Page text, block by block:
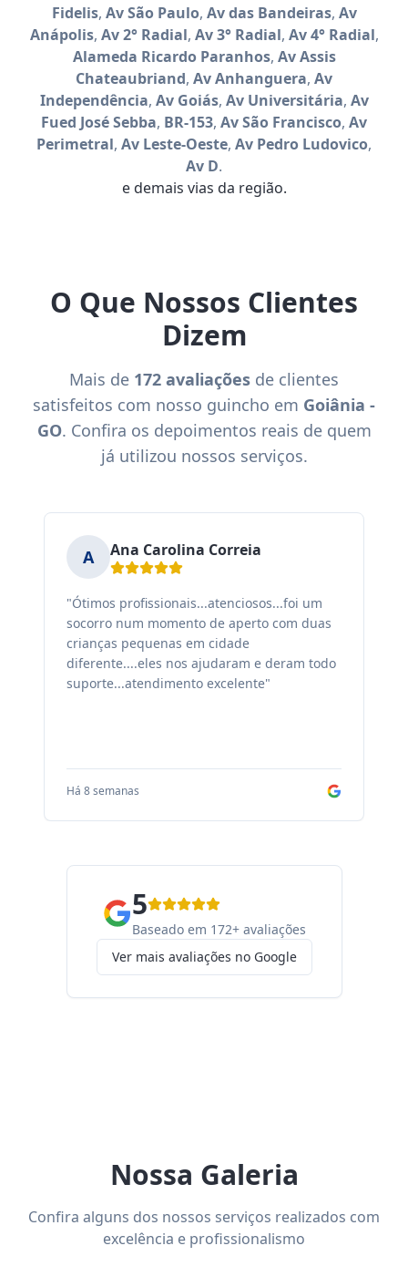
Fidelis, Av São Paulo, Av das Bandeiras, Av
Anápolis, Av 2° Radial, Av 3° Radial, Av 4° Radial,
Alameda Ricardo Paranhos, Av Assis
Chateaubriand, Av Anhanguera, Av
Independência, Av Goiás, Av Universitária, Av
Fued José Sebba, BR-153, Av São Francisco, Av
Perimetral, Av Leste-Oeste, Av Pedro Ludovico,
Av D.
e demais vias da região.
O Que Nossos Clientes
Dizem
Mais de 172 avaliações de clientes
satisfeitos com nosso guincho em Goiânia -
GO. Confira os depoimentos reais de quem
já utilizou nossos serviços.
A Ana Carolina Correia
"Ótimos profissionais...atenciosos...foi um
socorro num momento de aperto com duas
crianças pequenas em cidade
diferente....eles nos ajudaram e deram todo
suporte...atendimento excelente"
Há 8 semanas
5
Baseado em 172+ avaliações
Ver mais avaliações no Google
Nossa Galeria
Confira alguns dos nossos serviços realizados com
excelência e profissionalismo